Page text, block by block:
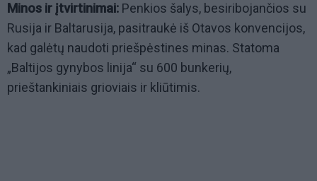
Minos ir įtvirtinimai: Penkios šalys, besiribojančios su
Rusija ir Baltarusija, pasitraukė iš Otavos konvencijos,
kad galėtų naudoti priešpėstines minas. Statoma
„Baltijos gynybos linija“ su 600 bunkerių,
prieštankiniais grioviais ir kliūtimis.